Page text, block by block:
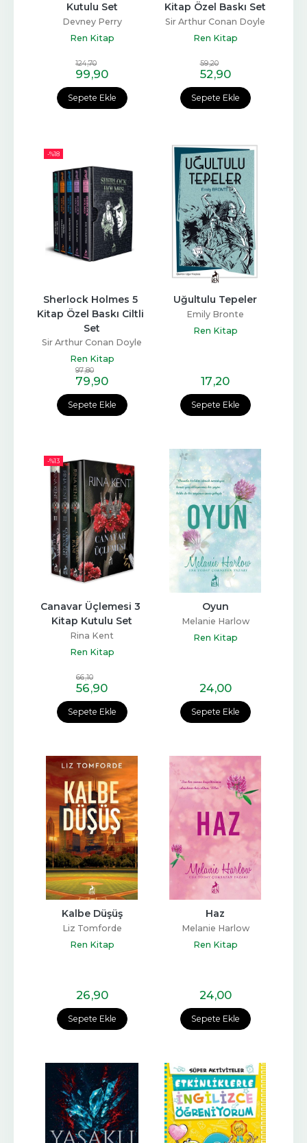
Sepete Ekle
Kutulu Set
Devney Perry
Ren Kitap
124,70
99,90
Sepete Ekle
Kitap Özel Baskı Set
Sir Arthur Conan Doyle
Ren Kitap
59,20
52,90
-%18
Sepete Ekle
Sherlock Holmes 5
Kitap Özel Baskı Ciltli
Set
Sir Arthur Conan Doyle
Ren Kitap
97,80
79,90
Sepete Ekle
Uğultulu Tepeler
Emily Bronte
Ren Kitap
17,20
-%13
Sepete Ekle
Canavar Üçlemesi 3
Kitap Kutulu Set
Rina Kent
Ren Kitap
66,10
56,90
Sepete Ekle
Oyun
Melanie Harlow
Ren Kitap
24,00
Sepete Ekle
Kalbe Düşüş
Liz Tomforde
Ren Kitap
26,90
Sepete Ekle
Haz
Melanie Harlow
Ren Kitap
24,00